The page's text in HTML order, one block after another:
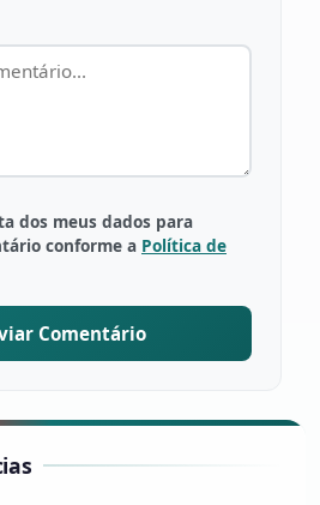
dos meus dados para
conforme a Política de
Comentário